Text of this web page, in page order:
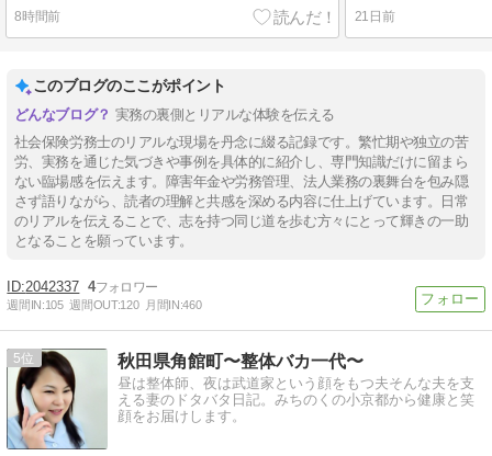
8時間前 21日前
このブログのここがポイント
実務の裏側とリアルな体験を伝える
社会保険労務士のリアルな現場を丹念に綴る記録です。繁忙期や独立の苦
労、実務を通じた気づきや事例を具体的に紹介し、専門知識だけに留まら
ない臨場感を伝えます。障害年金や労務管理、法人業務の裏舞台を包み隠
さず語りながら、読者の理解と共感を深める内容に仕上げています。日常
のリアルを伝えることで、志を持つ同じ道を歩む方々にとって輝きの一助
となることを願っています。
2042337 4
週間IN:105 週間OUT:120 月間IN:460
5 秋田県角館町〜整体バカ一代〜
昼は整体師、夜は武道家という顔をもつ夫そんな夫を支
える妻のドタバタ日記。みちのくの小京都から健康と笑
顔をお届けします。